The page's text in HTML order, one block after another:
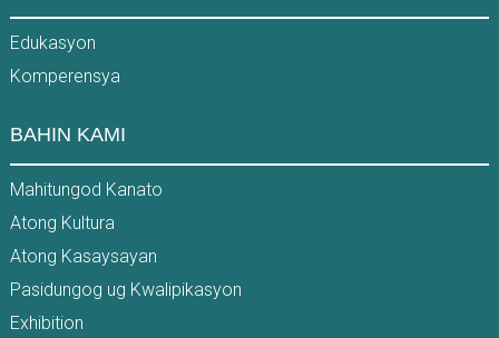
Edukasyon
Komperensya
BAHIN KAMI
Mahitungod Kanato
Atong Kultura
Atong Kasaysayan
Pasidungog ug Kwalipikasyon
Exhibition